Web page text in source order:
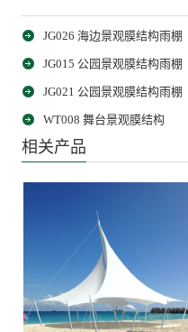
JG026 海边景观膜结构雨棚
JG015 公园景观膜结构雨棚
JG021 公园景观膜结构雨棚
WT008 舞台景观膜结构
相关产品